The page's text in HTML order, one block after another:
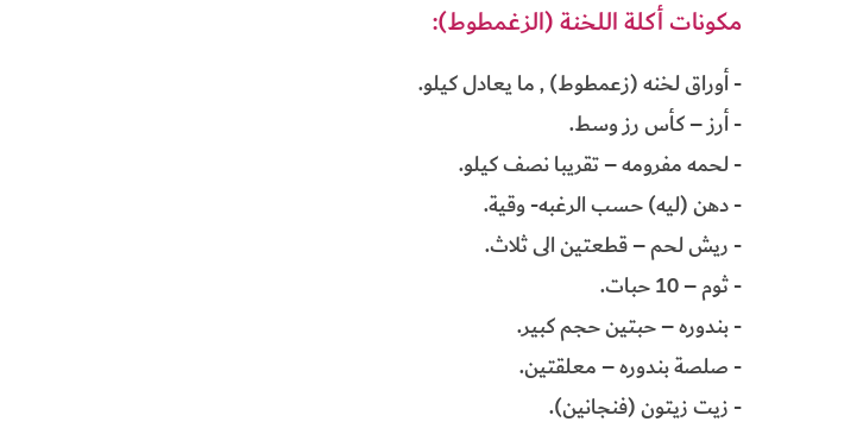
مكونات أكلة اللخنة (الزغمطوط):
- أوراق لخنه (زعمطوط) , ما يعادل كيلو.
- أرز – كأس رز وسط.
- لحمه مفرومه – تقريبا نصف كيلو.
- دهن (ليه) حسب الرغبه- وقية.
- ريش لحم – قطعتين الى ثلاث.
- ثوم – 10 حبات.
- بندوره – حبتين حجم كبير.
- صلصة بندوره – معلقتين.
- زيت زيتون (فنجانين).